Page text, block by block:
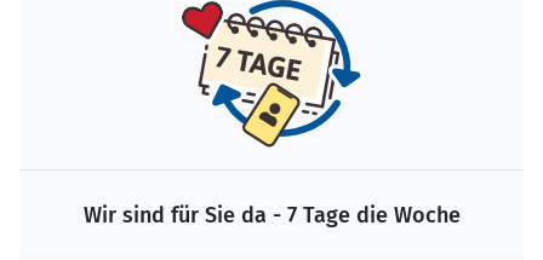
Wir sind für Sie da - 7 Tage die Woche